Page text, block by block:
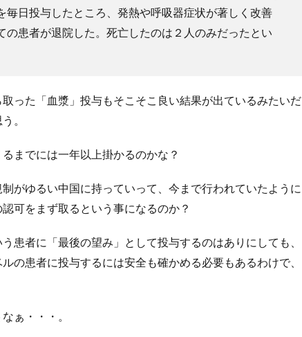
毎日投与したところ、発熱や呼吸器症状が著しく改善
の患者が退院した。死亡したのは２人のみだったとい
った「血漿」投与もそこそこ良い結果が出ているみたいだ
。
までには一年以上掛かるのかな？
がゆるい中国に持っていって、今まで行われていたように
可をまず取るという事になるのか？
患者に「最後の望み」として投与するのはありにしても、
の患者に投与するには安全も確かめる必要もあるわけで、
ぁ・・・。